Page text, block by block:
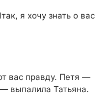
я хочу знать о вас
вас правду. Петя —
выпалила Татьяна.